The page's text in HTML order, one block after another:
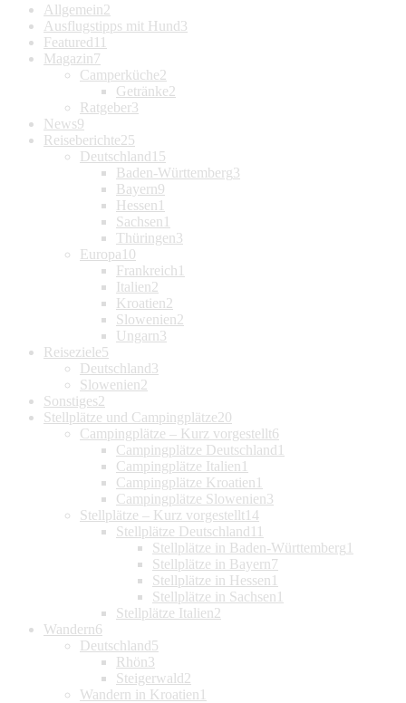
Allgemein2
Ausflugstipps mit Hund3
Featured 11
Magazin7
Camperküche2
Getränke2
Ratgeber3
News9
Reiseberichte25
Deutschland 15
Baden-Württemberg3
Bayern9
Hessen 1
Sachsen 1
Thüringen3
Europa 10
Frankreich 1
Italien2
Kroatien2
Slowenien2
Ungarn3
Reiseziele5
Deutschland3
Slowenien2
Sonstiges2
Stellplätze und Campingplätze20
Campingplätze – Kurz vorgestellt6
Campingplätze Deutschland 1
Campingplätze Italien 1
Campingplätze Kroatien 1
Campingplätze Slowenien3
Stellplätze – Kurz vorgestellt 14
Stellplätze Deutschland 11
Stellplätze in Baden-Württemberg 1
Stellplätze in Bayern7
Stellplätze in Hessen 1
Stellplätze in Sachsen 1
Stellplätze Italien2
Wandern6
Deutschland5
Rhön3
Steigerwald2
Wandern in Kroatien 1